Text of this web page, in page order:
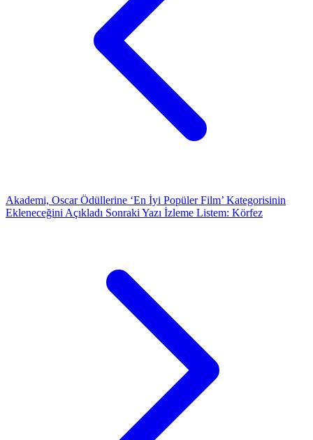
Akademi, Oscar Ödüllerine ‘En İyi Popüler Film’ Kategorisinin
Ekleneceğini Açıkladı Sonraki Yazı İzleme Listem: Körfez